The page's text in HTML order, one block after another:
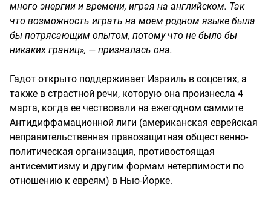
много энергии и времени, играя на английском. Так
что возможность играть на моем родном языке была
бы потрясающим опытом, потому что не было бы
никаких границ», — призналась она.
Гадот открыто поддерживает Израиль в соцсетях, а
также в страстной речи, которую она произнесла 4
марта, когда ее чествовали на ежегодном саммите
Антидиффамационной лиги (американская еврейская
неправительственная правозащитная общественно-
политическая организация, противостоящая
антисемитизму и другим формам нетерпимости по
отношению к евреям) в Нью-Йорке.